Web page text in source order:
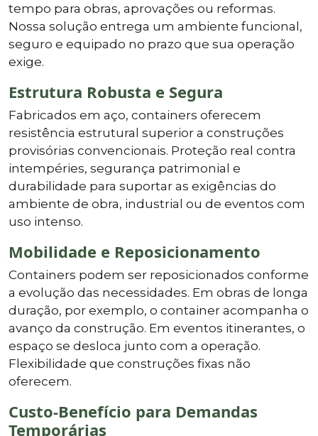
tempo para obras, aprovações ou reformas.
Nossa solução entrega um ambiente funcional,
seguro e equipado no prazo que sua operação
exige.
Estrutura Robusta e Segura
Fabricados em aço, containers oferecem
resistência estrutural superior a construções
provisórias convencionais. Proteção real contra
intempéries, segurança patrimonial e
durabilidade para suportar as exigências do
ambiente de obra, industrial ou de eventos com
uso intenso.
Mobilidade e Reposicionamento
Containers podem ser reposicionados conforme
a evolução das necessidades. Em obras de longa
duração, por exemplo, o container acompanha o
avanço da construção. Em eventos itinerantes, o
espaço se desloca junto com a operação.
Flexibilidade que construções fixas não
oferecem.
Custo-Benefício para Demandas
Temporárias